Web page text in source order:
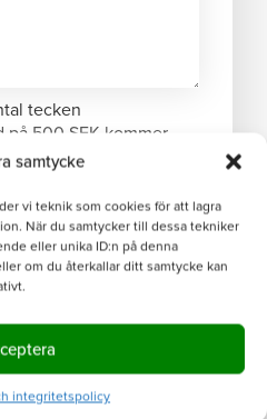
samtycke
vi teknik som cookies för att lagra
När du samtycker till dessa tekniker
eller unika ID:n på denna
om du återkallar ditt samtycke kan
integritetspolicy
tecken
på 500 SEK kommer
understiger 1000